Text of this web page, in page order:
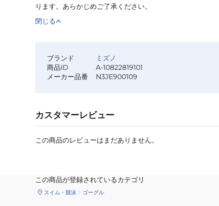
ります。あらかじめご了承ください。
閉じる
ブランド
ミズノ
商品ID
A-10822819101
メーカー品番
N3JE900109
カスタマーレビュー
この商品のレビューはまだありません。
この商品が登録されているカテゴリ
スイム・競泳 ゴーグル